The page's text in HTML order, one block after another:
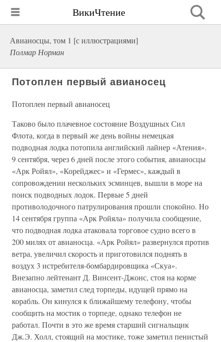
ВикиЧтение
Авианосцы, том 1 [с иллюстрациями]
Полмар Норман
Потоплен первый авианосец
Потоплен первый авианосец
Таково было плачевное состояние Воздушных Сил
Флота, когда в первый же день войны немецкая
подводная лодка потопила английский лайнер «Атения».
9 сентября, через 6 дней после этого события, авианосцы
«Арк Ройял», «Корейджес» и «Гермес», каждый в
сопровождении нескольких эсминцев, вышли в море на
поиск подводных лодок. Первые 5 дней
противолодочного патрулирования прошли спокойно. Но
14 сентября группа «Арк Ройяла» получила сообщение,
что подводная лодка атаковала торговое судно всего в
200 милях от авианосца. «Арк Ройял» развернулся против
ветра, увеличил скорость и приготовился поднять в
воздух 3 истребителя-бомбардировщика «Скуа».
Внезапно лейтенант Д. Винсент-Джонс, стоя на корме
авианосца, заметил след торпеды, идущей прямо на
корабль. Он кинулся к ближайшему телефону, чтобы
сообщить на мостик о торпеде, однако телефон не
работал. Почти в это же время старший сигнальщик
Дж.Э. Холл, стоящий на мостике, тоже заметил пенистый